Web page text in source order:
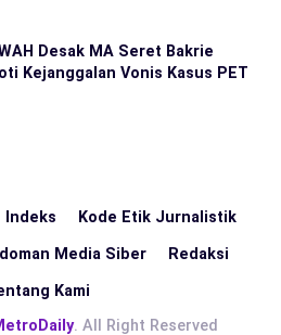
Desak MA Seret Bakrie
Kejanggalan Vonis Kasus PET
Indeks Kode Etik Jurnalistik
Media Siber Redaksi
Kami
. All Right Reserved